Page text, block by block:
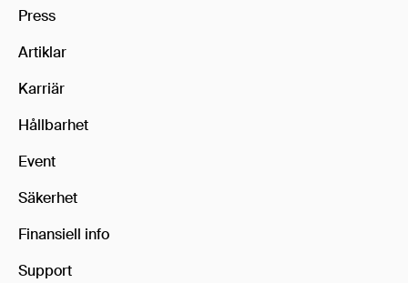
Press
Artiklar
Karriär
Hållbarhet
Event
Säkerhet
Finansiell info
Support